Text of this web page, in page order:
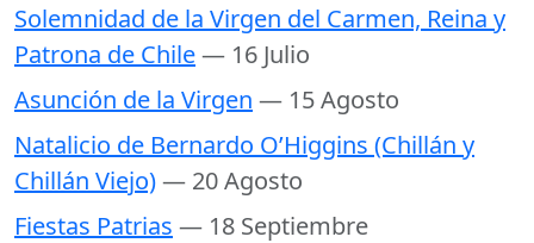
Solemnidad de la Virgen del Carmen, Reina y
Patrona de Chile— 16 Julio
Asunción de la Virgen — 15 Agosto
Natalicio de Bernardo O’Higgins (Chillán y
Chillán Viejo)— 20 Agosto
Fiestas Patrias — 18 Septiembre